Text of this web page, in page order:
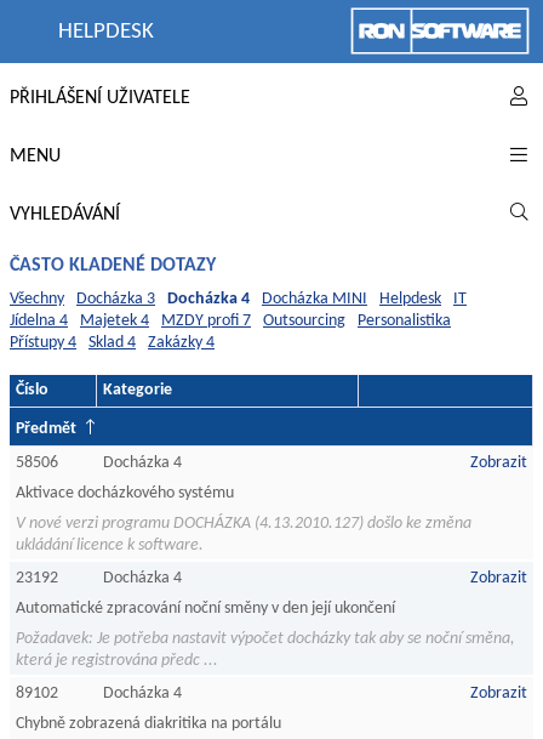
HELPDESK
PŘIHLÁŠENÍ UŽIVATELE
MENU
VYHLEDÁVÁNÍ
ČASTO KLADENÉ DOTAZY
Všechny Docházka 3 Docházka 4 Docházka MINI Helpdesk
IT
Jídelna 4
Majetek 4 MZDY profi 7 Outsourcing
Personalistika
Přístupy 4
Sklad 4 Zakázky 4
Číslo Kategorie
Předmět
58506
Docházka 4
Zobrazit
Aktivace docházkového systému
V nové verzi programu DOCHÁZKA (4.13.2010.127) došlo ke změna
ukládání licence k software.
23192
Docházka 4
Zobrazit
Automatické zpracování noční směny v den její ukončení
Požadavek: Je potřeba nastavit výpočet docházky tak aby se noční směna,
která je registrována předc ...
89102
Docházka 4
Zobrazit
Chybně zobrazená diakritika na portálu